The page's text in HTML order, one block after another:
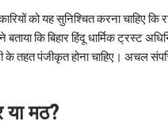
को यह सुनिश्चित करना चाहिए
कि बिहार हिंदू धार्मिक ट्रस्ट
के तहत पंजीकृत होना चाहिए। अचल
या मठ?